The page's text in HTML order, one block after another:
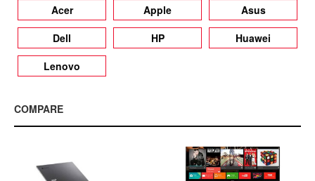
Acer Apple
Asus
Dell
HP
Huawei
Lenovo
COMPARE